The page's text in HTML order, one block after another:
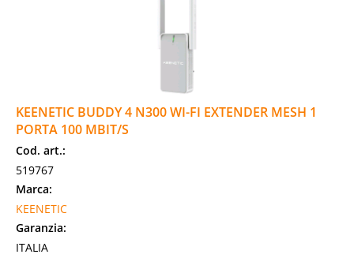
KEENETIC BUDDY 4 N300 WI-FI EXTENDER MESH 1
PORTA 100 MBIT/S
Cod. art.:
519767
Marca:
KEENETIC
Garanzia:
ITALIA